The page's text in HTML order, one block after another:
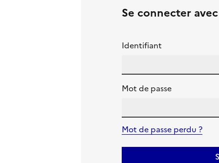
Se connecter
Identifiant
Mot de passe
Mot de passe perdu ?